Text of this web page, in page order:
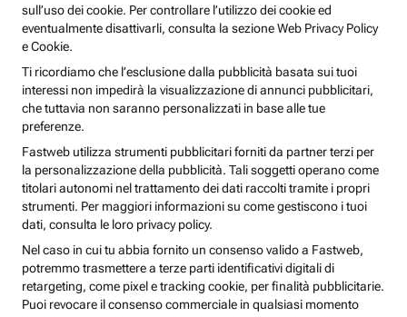
sull’uso dei cookie. Per controllare l’utilizzo dei cookie ed
eventualmente disattivarli, consulta la sezione Web Privacy Policy
e Cookie.
Ti ricordiamo che l’esclusione dalla pubblicità basata sui tuoi
interessi non impedirà la visualizzazione di annunci pubblicitari,
che tuttavia non saranno personalizzati in base alle tue
preferenze.
Fastweb utilizza strumenti pubblicitari forniti da partner terzi per
la personalizzazione della pubblicità. Tali soggetti operano come
titolari autonomi nel trattamento dei dati raccolti tramite i propri
strumenti. Per maggiori informazioni su come gestiscono i tuoi
dati, consulta le loro privacy policy.
Nel caso in cui tu abbia fornito un consenso valido a Fastweb,
potremmo trasmettere a terze parti identificativi digitali di
retargeting, come pixel e tracking cookie, per finalità pubblicitarie.
Puoi revocare il consenso commerciale in qualsiasi momento